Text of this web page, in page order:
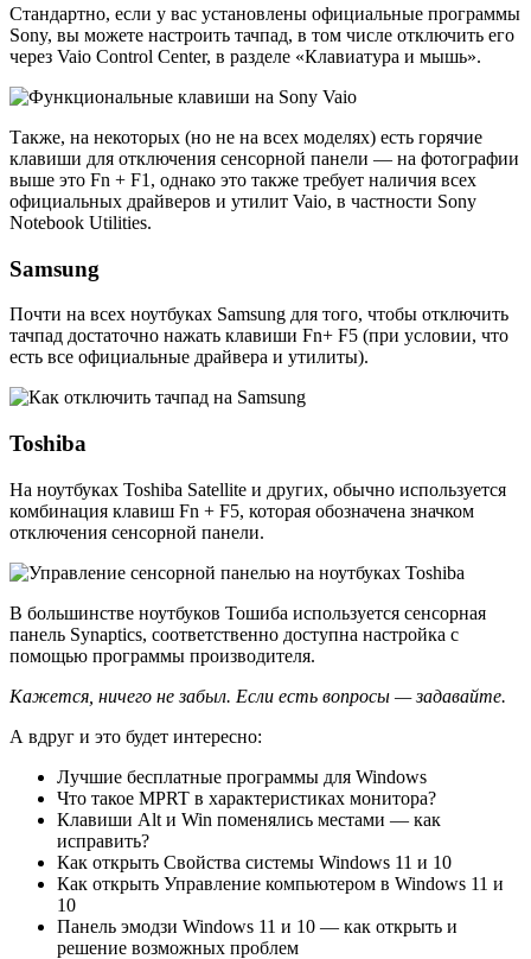
Стандартно, если у вас установлены официальные программы
Sony, вы можете настроить тачпад, в том числе отключить его
через Vaio Control Center, в разделе «Клавиатура и мышь».
Также, на некоторых (но не на всех моделях) есть горячие
клавиши для отключения сенсорной панели — на фотографии
выше это Fn + F1, однако это также требует наличия всех
официальных драйверов и утилит Vaio, в частности Sony
Notebook Utilities.
Samsung
Почти на всех ноутбуках Samsung для того, чтобы отключить
тачпад достаточно нажать клавиши Fn+ F5 (при условии, что
есть все официальные драйвера и утилиты).
Toshiba
На ноутбуках Toshiba Satellite и других, обычно используется
комбинация клавиш Fn + F5, которая обозначена значком
отключения сенсорной панели.
В большинстве ноутбуков Тошиба используется сенсорная
панель Synaptics, соответственно доступна настройка с
помощью программы производителя.
Кажется, ничего не забыл. Если есть вопросы — задавайте.
А вдруг и это будет интересно:
Лучшие бесплатные программы для Windows
Что такое MPRT в характеристиках монитора?
Клавиши Alt и Win поменялись местами — как
исправить?
Как открыть Свойства системы Windows 11 и 10
Как открыть Управление компьютером в Windows 11 и
10
Панель эмодзи Windows 11 и 10 — как открыть и
решение возможных проблем